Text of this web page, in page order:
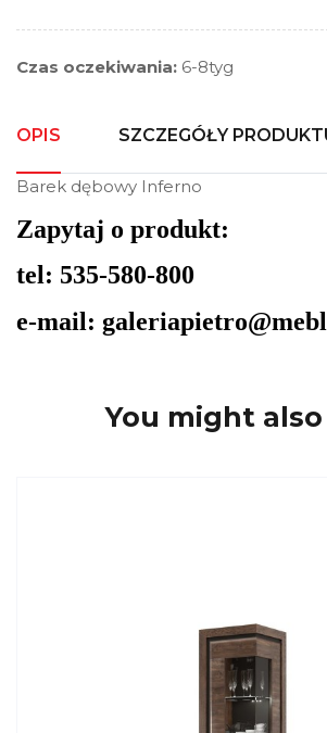
Czas oczekiwania: 6-8tyg
OPIS SZCZEGÓŁY
Barek dębowy Inferno
Zapytaj o produkt:
tel: 535-580-800
e-mail:
You might